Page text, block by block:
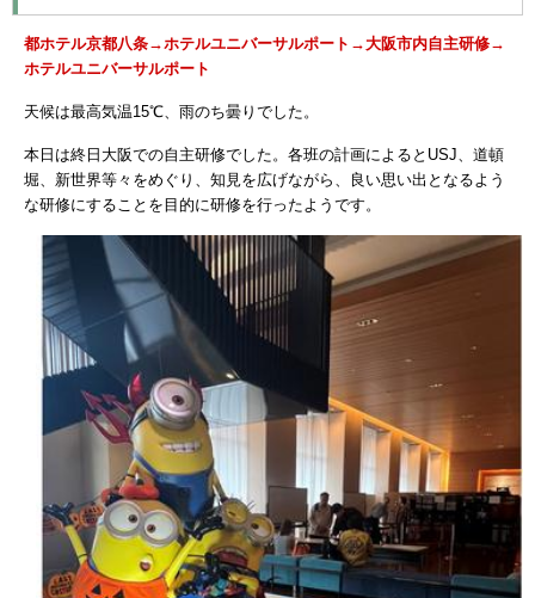
都ホテル京都八条→ホテルユニバーサルポート→大阪市内自主研修→
ホテルユニバーサルポート
天候は最高気温15℃、雨のち曇りでした。
本日は終日大阪での自主研修でした。各班の計画によるとUSJ、道頓
堀、新世界等々をめぐり、 知見を広げながら、良い思い出となるよう
な研修にすることを目的に研修を行ったようです。